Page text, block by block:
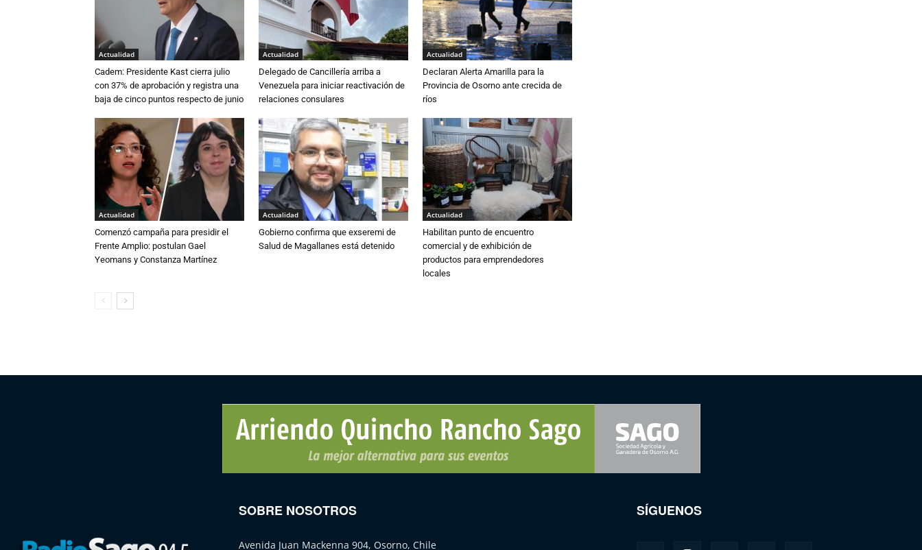
Actualidad
Cadem: Presidente Kast cierra julio
con 37% de aprobación y registra una
baja de cinco puntos respecto de junio
Actualidad
Delegado de Cancillería arriba a
Venezuela para iniciar reactivación de
relaciones consulares
Actualidad
Declaran Alerta Amarilla para la
Provincia de Osorno ante crecida de
ríos
Actualidad
Comenzó campaña para presidir el
Frente Amplio: postulan Gael
Yeomans y Constanza Martínez
Actualidad
Gobierno confirma que exseremi de
Salud de Magallanes está detenido
Actualidad
Habilitan punto de encuentro
comercial y de exhibición de
productos para emprendedores
locales
SOBRE NOSOTROS
Avenida Juan Mackenna 904, Osorno, Chile
SÍGUENOS